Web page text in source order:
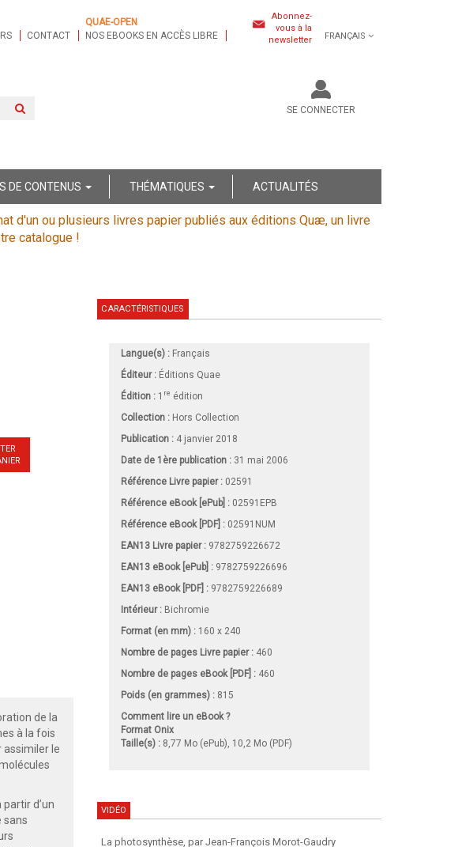
CONTACT
QUAE-OPEN
NOS EBOOKS EN ACCÈS LIBRE
Abonnez-
vous à la
newsletter
FRANÇAIS
SE CONNECTER
DE CONTENUS THÉMATIQUES ACTUALITÉS
d'un ou plusieurs livres papier publiés aux éditions Quæ, un livre
catalogue !
de la
à la fois
assimiler le
d’un
sans
CARACTÉRISTIQUES
Langue(s) : Français
Éditeur : Éditions Quae
Édition : 1 re édition
Collection : Hors Collection
Publication : 4 janvier 2018
Date de 1ère publication : 31 mai 2006
Référence Livre papier : 02591
Référence eBook [ePub] : 02591EPB
Référence eBook [PDF] : 02591NUM
EAN13 Livre papier : 9782759226672
EAN13 eBook [ePub] : 9782759226696
EAN13 eBook [PDF] : 9782759226689
Intérieur : Bichromie
Format (en mm) : 160 x 240
Nombre de pages Livre papier: 460
Nombre de pages eBook [PDF] : 460
Poids (en grammes) : 815
Comment lire un eBook ?
Format Onix
Taille(s) : 8,77 Mo (ePub), 10,2 Mo (PDF)
VIDÉO
La photosynthèse, par Jean-François Morot-Gaudry